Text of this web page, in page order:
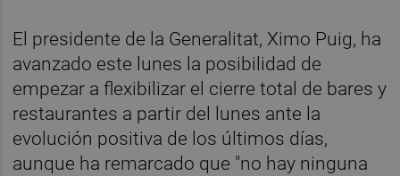
El presidente de la Generalitat, Ximo Puig, ha
avanzado este lunes la posibilidad de
empezar a flexibilizar el cierre total de bares y
restaurantes a partir del lunes ante la
evolución positiva de los últimos días,
aunque ha remarcado que "no hay ninguna